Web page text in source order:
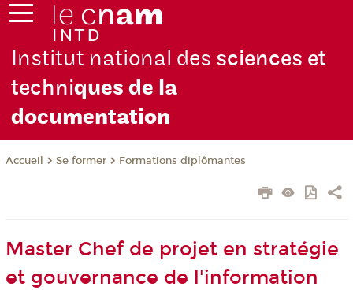
Institut national des sciences et
techniques de la
documentation
Accueil Se former Formations diplômantes
Master Chef de projet en stratégie
et gouvernance de l'information